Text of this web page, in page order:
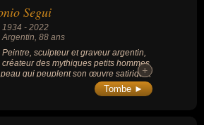
Segui
1934 - 2022
Argentin, 88 ans
Peintre, sculpteur et graveur argentin,
créateur des mythiques petits hommes
qui peuplent son œuvre satirique,
l’auteur d’une œuvre figurative
de peintures, d’estampes, de
+
+
Tombe ►